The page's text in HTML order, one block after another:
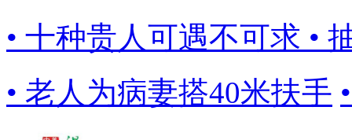
• 十种贵人可遇不可求 •
• 老人为病妻搭40米扶手